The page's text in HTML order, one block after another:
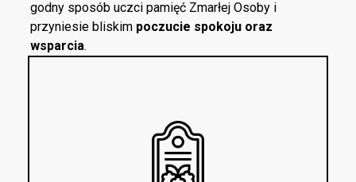
godny sposób uczci pamięć Zmarłej Osoby i
przyniesie bliskim poczucie spokoju oraz
wsparcia.